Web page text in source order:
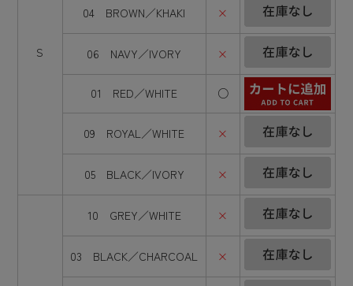
S
04 BROWN／KHAKI ×
06 NAVY／IVORY ×
01 RED／WHITE ○
09 ROYAL／WHITE ×
05 BLACK／IVORY ×
10 GREY／WHITE ×
03 BLACK／CHARCOAL ×